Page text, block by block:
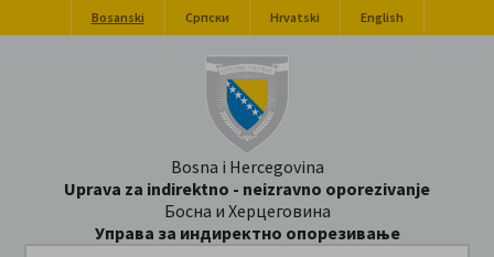
Bosanski Српски Hrvatski English
Bosna i Hercegovina
Uprava za indirektno - neizravno oporezivanje
Босна и Херцеговина
Управа за индиректно опорезивање